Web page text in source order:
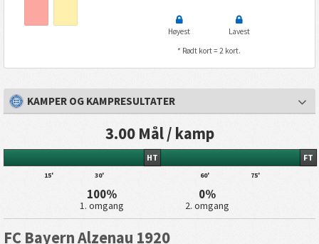
Høyest
Lavest
* Rødt kort = 2 kort.
KAMPER OG KAMPRESULTATER
3.00 Mål / kamp
15' 30'
HT
60' 75'
FT
100%
1. omgang
0%
2. omgang
FC Bayern Alzenau 1920